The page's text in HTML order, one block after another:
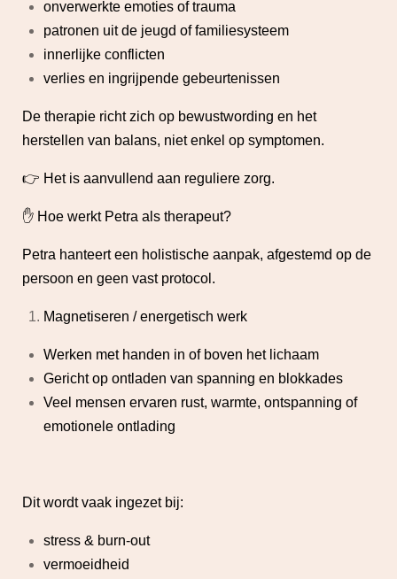
onverwerkte emoties of trauma
patronen uit de jeugd of familiesysteem
innerlijke conflicten
verlies en ingrijpende gebeurtenissen
De therapie richt zich op bewustwording en het
herstellen van balans, niet enkel op symptomen.
👉 Het is aanvullend aan reguliere zorg.
✋ Hoe werkt Petra als therapeut?
Petra hanteert een holistische aanpak, afgestemd op de
persoon en geen vast protocol.
Magnetiseren / energetisch werk
Werken met handen in of boven het lichaam
Gericht op ontladen van spanning en blokkades
Veel mensen ervaren rust, warmte, ontspanning of
emotionele ontlading
Dit wordt vaak ingezet bij:
stress & burn-out
vermoeidheid